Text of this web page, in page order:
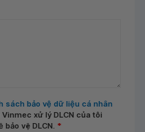
sách bảo vệ dữ liệu cá nhân
xử lý DLCN của tôi
vệ DLCN. *